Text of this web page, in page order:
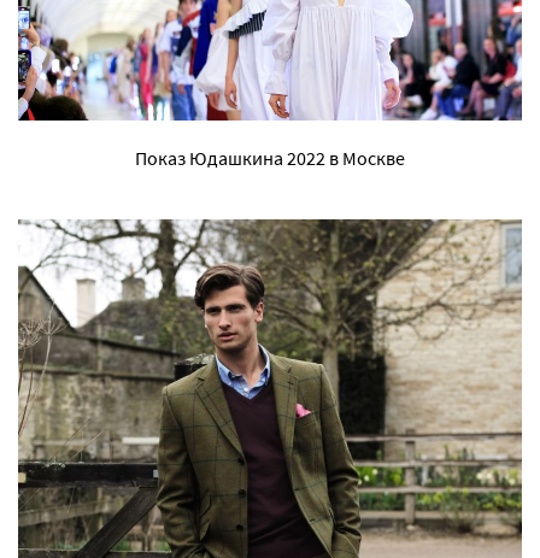
Показ Юдашкина 2022 в Москве